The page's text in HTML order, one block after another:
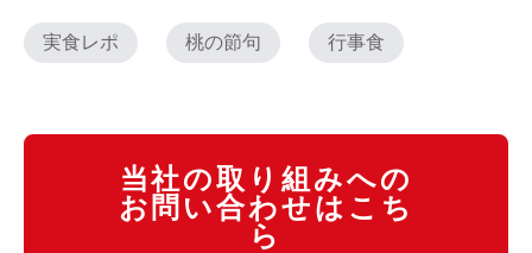
実食レポ 桃の節句 行事食
当社の取り組みへの
お問い合わせはこち
ら